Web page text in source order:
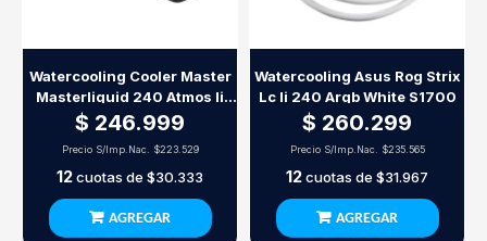
Watercooling Cooler Master
Masterliquid 240 Atmos Ii
Vrm
$ 246.999
Precio S/Imp.Nac. $223.529
12cuotas de $30.333
AGREGAR
Watercooling Asus Rog Strix
Lc Ii 240 Argb White S1700
$ 260.299
Precio S/Imp.Nac. $235.565
12cuotas de $31.967
AGREGAR